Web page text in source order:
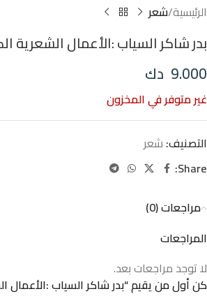
الرئيسية شعر
بدر شاكر السياب :الأعمال الشعرية
9.000 دك
غير متوفر في المخزون
التصنيف: شعر
Share:
مراجعات (0)
المراجعات
لا توجد مراجعات بعد.
كن أول من يقيم “بدر شاكر السياب :الأعمال